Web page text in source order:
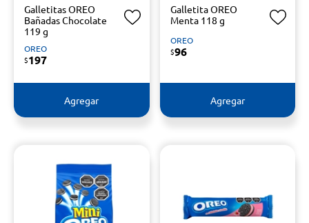
Galletitas OREO
Bañadas Chocolate
119 g
OREO
$197
Agregar
Galletita OREO
Menta 118 g
OREO
$96
Agregar